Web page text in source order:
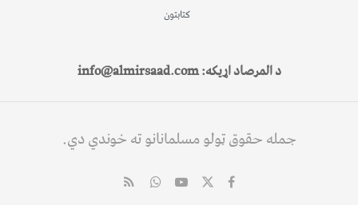
کتابتون
د المرصاد اړیکه: info@almirsaad.com
جمله حقوق ټولو مسلمانانو ته خوندي دي.